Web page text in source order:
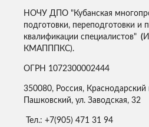
НОЧУ ДПО "Кубанская
подготовки, переподготовки и
квалификации специалистов" (
КМАПППКС).
ОГРН 1072300002444
350080, Россия, Краснодарский
Пашковский, ул. Заводская, 32
Тел.: +7(905) 471 31 94